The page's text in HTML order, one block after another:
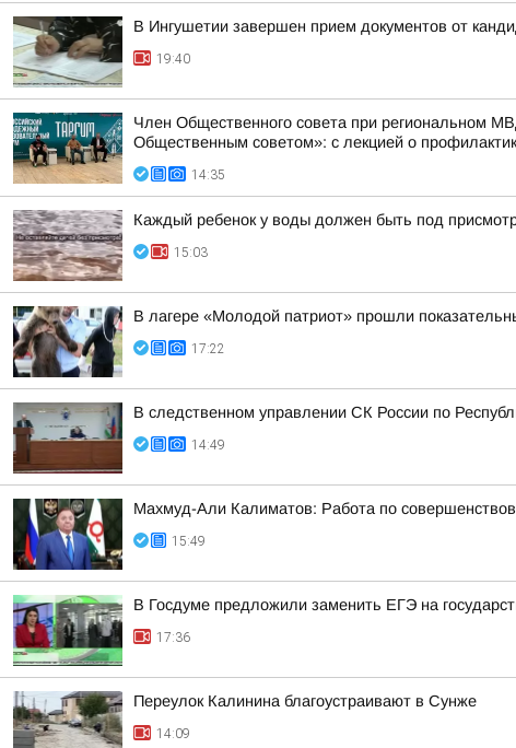
В Ингушетии завершен прием документов от
19:40
Член Общественного совета при региональном
Общественным советом»: с лекцией о
14:35
Каждый ребенок у воды должен быть под
15:03
В лагере «Молодой патриот» прошли
17:22
В следственном управлении СК России по
14:49
Махмуд-Али Калиматов: Работа по
15:49
В Госдуме предложили заменить ЕГЭ на
17:36
Переулок Калинина благоустраивают в Сунже
14:09